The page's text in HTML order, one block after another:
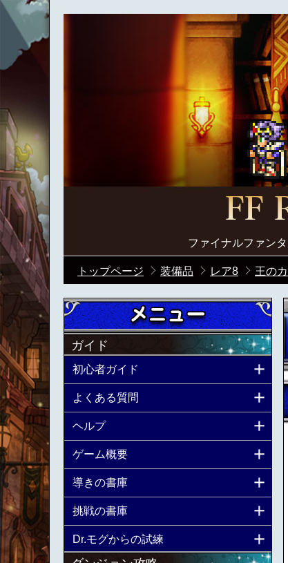
ファイナルファン
トップページ 装備品 レア8 王の
ガイド
初心者ガイド
よくある質問
ヘルプ
ゲーム概要
導きの書庫
挑戦の書庫
Dr.モグからの試練